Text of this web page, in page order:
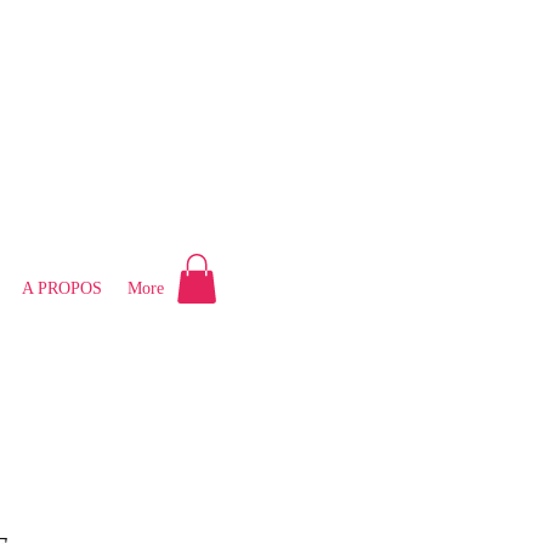
A PROPOS More